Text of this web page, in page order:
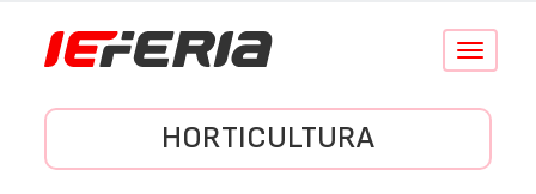
Conmutar
HORTICULTURA